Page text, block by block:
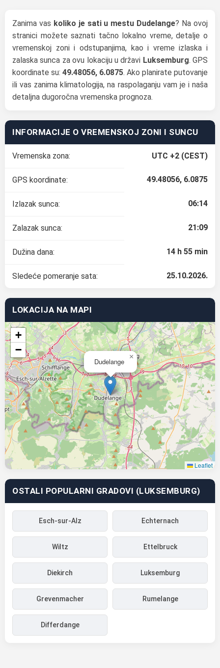
Zanima vas koliko je sati u mestu Dudelange? Na ovoj
stranici možete saznati tačno lokalno vreme, detalje o
vremenskoj zoni i odstupanjima, kao i vreme izlaska i
zalaska sunca za ovu lokaciju u državi Luksemburg. GPS
koordinate su: 49.48056, 6.0875. Ako planirate putovanje
ili vas zanima klimatologija, na raspolaganju vam je i naša
detaljna dugoročna vremenska prognoza.
INFORMACIJE O VREMENSKOJ ZONI I SUNCU
Vremenska zona: UTC +2 (CEST)
GPS koordinate: 49.48056, 6.0875
Izlazak sunca: 06:14
Zalazak sunca: 21:09
Dužina dana: 14 h 55 min
Sledeće pomeranje sata: 25.10.2026.
LOKACIJA NA MAPI
Dudelange
×
+
−
Leaflet
OSTALI POPULARNI GRADOVI (LUKSEMBURG)
Esch-sur-Alz Echternach
Wiltz Ettelbruck
Diekirch Luksemburg
Grevenmacher Rumelange
Differdange